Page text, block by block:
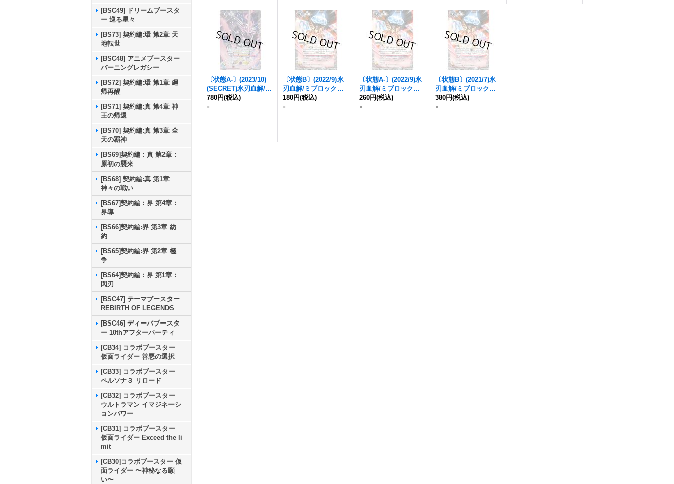
[BSC49] ドリームブースタ
ー 巡る星々
[BS73] 契約編:環 第2章 天
地転世
[BSC48] アニメブースター
バーニングレガシー
[BS72] 契約編:環 第1章 廻
帰再醒
[BS71] 契約編:真 第4章 神
王の帰還
[BS70] 契約編:真 第3章 全
天の覇神
[BS69]契約編：真 第2章：
原初の襲来
[BS68] 契約編:真 第1章
神々の戦い
[BS67]契約編：界 第4章：
界導
[BS66]契約編:界 第3章 紡
約
[BS65]契約編:界 第2章 極
争
[BS64]契約編：界 第1章：
閃刃
[BSC47] テーマブースター
REBIRTH OF LEGENDS
[BSC46] ディーバブースタ
ー 10thアフターパーティ
[CB34] コラボブースター
仮面ライダー 善悪の選択
[CB33] コラボブースター
ペルソナ３ リロード
[CB32] コラボブースター
ウルトラマン イマジネーシ
ョンパワー
[CB31] コラボブースター
仮面ライダー Exceed the li
mit
[CB30]コラボブースター 仮
面ライダー 〜神秘なる願
い〜
〔状態A-〕(2023/10)
(SECRET)氷刃血解/ミ
ブロック・バラガン・
オリジン
780円(税込)
×
〔状態B〕(2022/9)氷
刃血解/ ミブロック・
バラガン・オリジン
S61収録)【CP】{BS5
180円(税込)
×
〔状態A-〕(2022/9)氷
刃血解/ ミブロック・
バラガン・オリジン
S61収録)【CP】{BS5
260円(税込)
×
〔状態B〕(2021/7)氷
刃血解/ ミブロック・
バラガン・オリジン
【CP】{BS55-TCP07
380円(税込)
×